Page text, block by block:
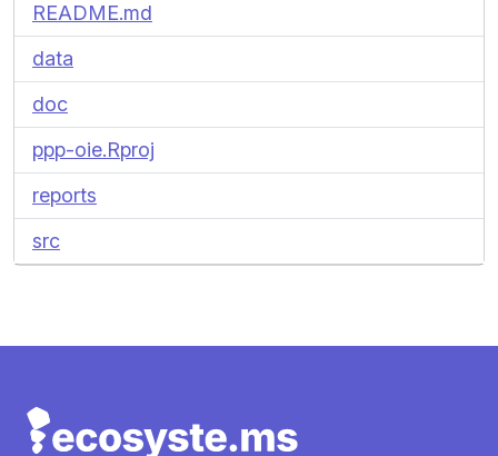
README.md
data
doc
ppp-oie.Rproj
reports
src